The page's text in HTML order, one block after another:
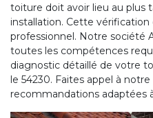
toiture doit avoir lieu au plus
installation. Cette
professionnel. Notre société
toutes les compétences
diagnostic détaillé de votre
le 54230. Faites appel à
recommandations adaptées